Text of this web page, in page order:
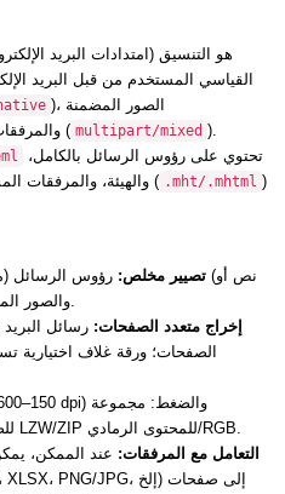
القياسي المستخدم من قبل البريد
)، الصور المضمنة
), والمرفقات الملفات ( multipart/mixed ).
والهيئة، والمرفقات المشفرة. بعض الأرشيفات على الإنترنت ( .mht/.mhtml )
تصيير مخلص: رؤوس الرسائل (من/
HTML)، والصور المضمنة مرتبة بالترتيب.
إخراج متعدد الصفحات: رسائل البريد
الصفحات؛ ورقة غلاف اختيارية
CCITT 4 للصفحات البيليفيل، أو LZW/ZIP للمحتوى الرمادي/RGB.
التعامل مع المرفقات: عند الممكن،